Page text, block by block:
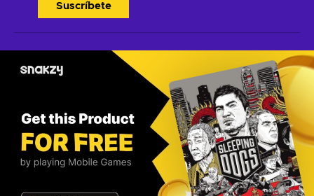
Suscríbete